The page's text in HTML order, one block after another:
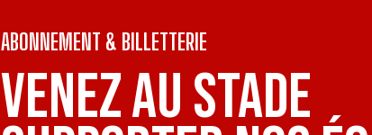
ABONNEMENT & BILLETTERIE
VENEZ AU STADE